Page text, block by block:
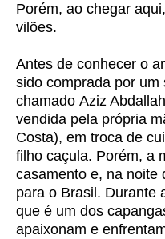
Porém, ao chegar
vilões.
Antes de conhecer o
sido comprada por
chamado Aziz
vendida pela própria
Costa), em troca de
filho caçula. Porém, a
casamento e, na noite
para o Brasil. Durante
que é um dos
apaixonam e